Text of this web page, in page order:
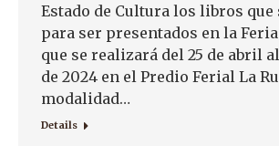
Estado de Cultura los libros que
para ser presentados en la
que se realizará del 25 de abril
de 2024 en el Predio Ferial La
modalidad…
Details